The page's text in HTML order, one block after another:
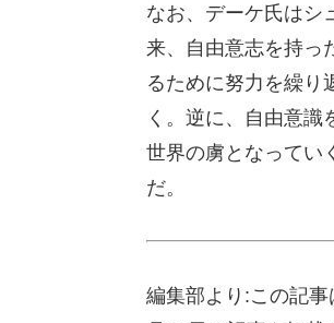
なお、デーケ氏はシ
来、自由意志を持っ
るために努力を繰り
く。逆に、自由意
世界の虜となってい
だ。
編集部より:この記